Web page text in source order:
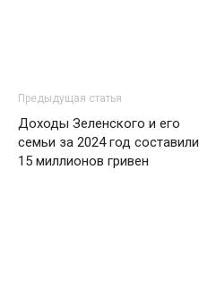
Предыдущая статья
Доходы Зеленского и его
семьи за 2024 год составили
15 миллионов гривен